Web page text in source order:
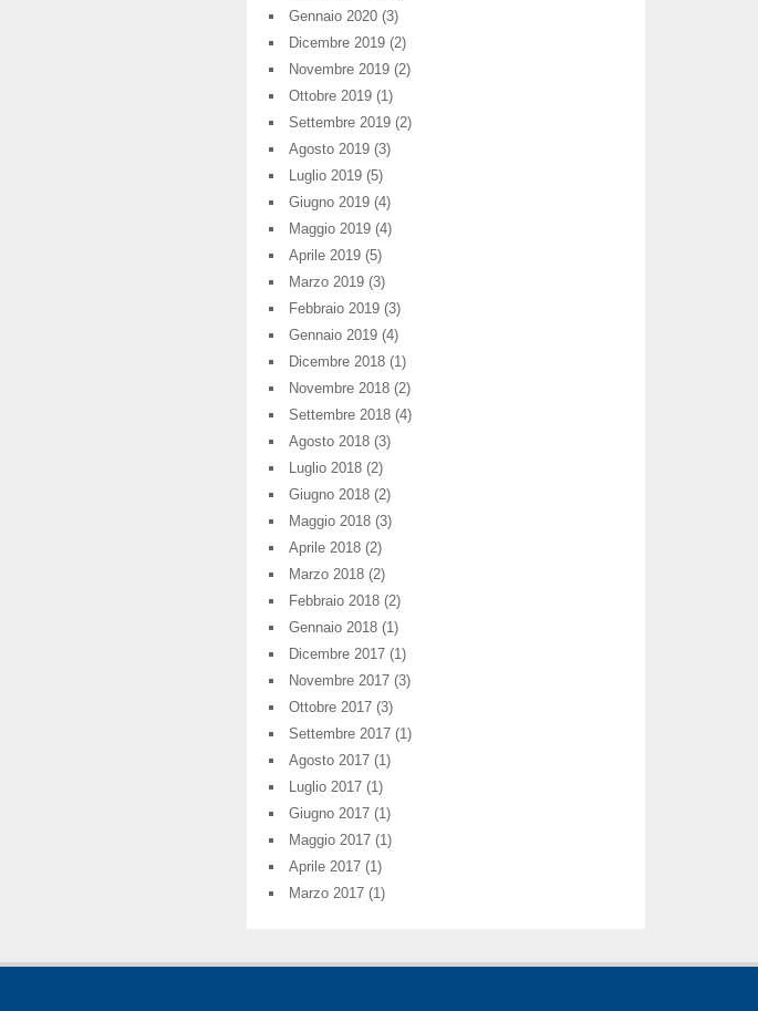
Gennaio 2020 (3)
Dicembre 2019 (2)
Novembre 2019 (2)
Ottobre 2019 (1)
Settembre 2019 (2)
Agosto 2019 (3)
Luglio 2019 (5)
Giugno 2019 (4)
Maggio 2019 (4)
Aprile 2019 (5)
Marzo 2019 (3)
Febbraio 2019 (3)
Gennaio 2019 (4)
Dicembre 2018 (1)
Novembre 2018 (2)
Settembre 2018 (4)
Agosto 2018 (3)
Luglio 2018 (2)
Giugno 2018 (2)
Maggio 2018 (3)
Aprile 2018 (2)
Marzo 2018 (2)
Febbraio 2018 (2)
Gennaio 2018 (1)
Dicembre 2017 (1)
Novembre 2017 (3)
Ottobre 2017 (3)
Settembre 2017 (1)
Agosto 2017 (1)
Luglio 2017 (1)
Giugno 2017 (1)
Maggio 2017 (1)
Aprile 2017 (1)
Marzo 2017 (1)